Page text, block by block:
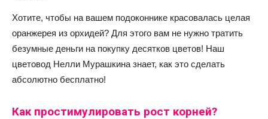
Хотите, чтобы на вашем подоконнике красовалась целая
оранжерея из орхидей? Для этого вам не нужно тратить
безумные деньги на покупку десятков цветов! Наш
цветовод Нелли Мурашкина знает, как это сделать
абсолютно бесплатно!
Как простимулировать рост корней?